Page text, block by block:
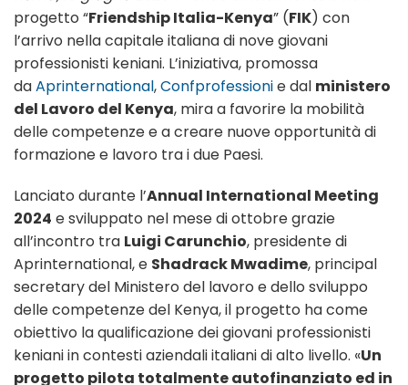
progetto “Friendship Italia-Kenya” (FIK) con
l’arrivo nella capitale italiana di nove giovani
professionisti keniani. L’iniziativa, promossa
daAprinternational,Confprofessionie dal ministero
del Lavoro del Kenya, mira a favorire la mobilità
delle competenze e a creare nuove opportunità di
formazione e lavoro tra i due Paesi.
Lanciato durante l’Annual International Meeting
2024 e sviluppato nel mese di ottobre grazie
all’incontro tra Luigi Carunchio, presidente di
Aprinternational, e Shadrack Mwadime, principal
secretary del Ministero del lavoro e dello sviluppo
delle competenze del Kenya, il progetto ha come
obiettivo la qualificazione dei giovani professionisti
keniani in contesti aziendali italiani di alto livello. «Un
progetto pilota totalmente autofinanziato ed in